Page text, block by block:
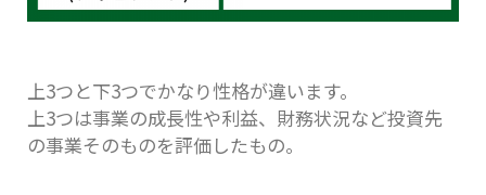
上3つと下3つでかなり性格が違います。
上3つは事業の成長性や利益、財務状況など投資先
の事業そのものを評価したもの。